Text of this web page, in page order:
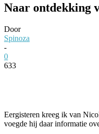
Naar ontdekking
Door
Spinoza
-
0
633
Eergisteren kreeg ik van
voegde hij daar informatie